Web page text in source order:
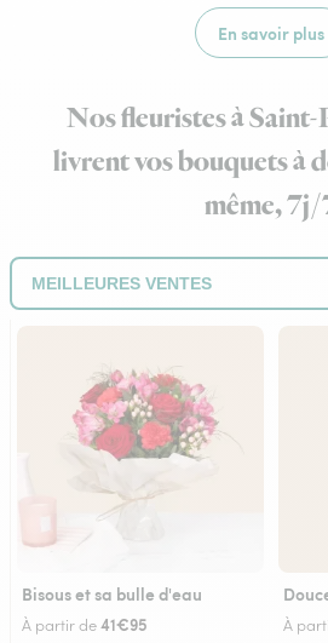
En savoir plus
Nos fleuristes à
livrent vos bouquets à
même,
Bisous et sa bulle d'eau
À partir de41€95 À